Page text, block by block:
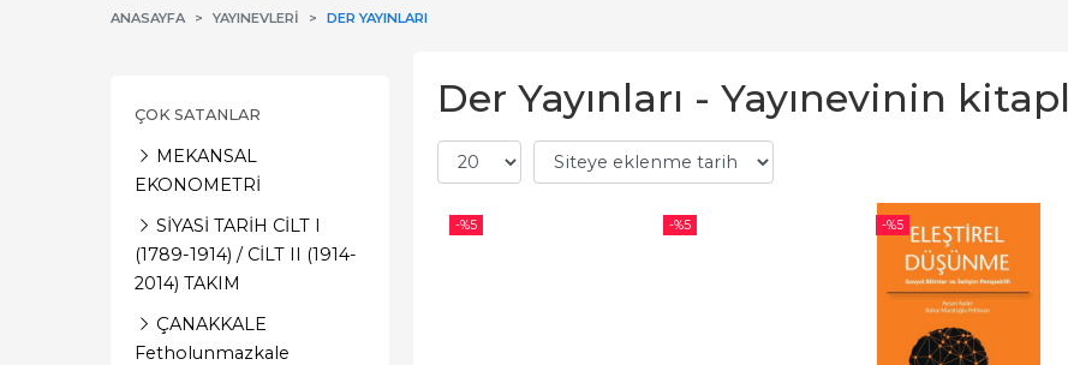
ANASAYFA YAYINEVLERI DER YAYINLARI
ÇOK SATANLAR
MEKANSAL
EKONOMETRİ
SİYASİ TARİH CİLT I
(1789-1914) / CİLT II (1914-
2014) TAKIM
ÇANAKKALE
Fetholunmazkale
Der Yayınları - Yayınevinin
-%5 -%5 -%5